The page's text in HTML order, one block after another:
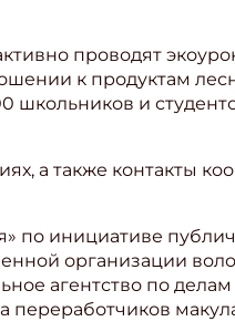
проводят
к продуктам
школьников и
а также контакты
по инициативе
организации
агентство по
переработчиков